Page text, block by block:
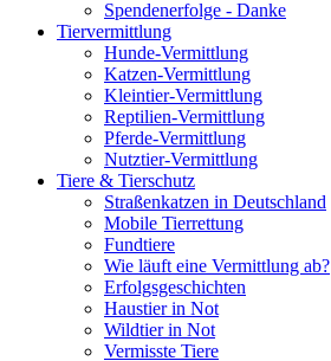
Spendenerfolge - Danke
Tiervermittlung
Hunde-Vermittlung
Katzen-Vermittlung
Kleintier-Vermittlung
Reptilien-Vermittlung
Pferde-Vermittlung
Nutztier-Vermittlung
Tiere & Tierschutz
Straßenkatzen in Deutschland
Mobile Tierrettung
Fundtiere
Wie läuft eine Vermittlung ab?
Erfolgsgeschichten
Haustier in Not
Wildtier in Not
Vermisste Tiere